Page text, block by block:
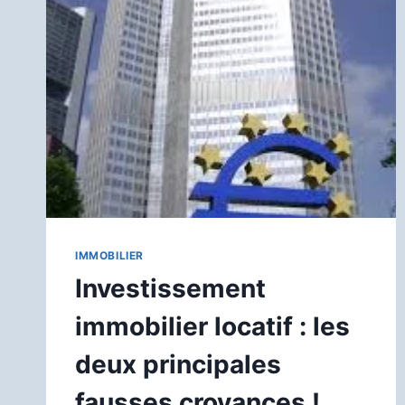
IMMOBILIER
Investissement
immobilier locatif : les
deux principales